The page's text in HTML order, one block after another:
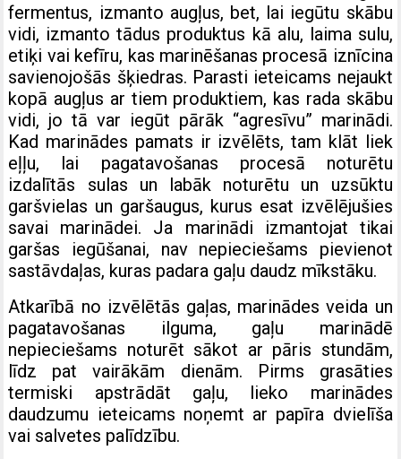
fermentus, izmanto augļus, bet, lai iegūtu skābu
vidi, izmanto tādus produktus kā alu, laima sulu,
etiķi vai kefīru, kas marinēšanas procesā iznīcina
savienojošās šķiedras. Parasti ieteicams nejaukt
kopā augļus ar tiem produktiem, kas rada skābu
vidi, jo tā var iegūt pārāk “agresīvu” marinādi.
Kad marinādes pamats ir izvēlēts, tam klāt liek
eļļu, lai pagatavošanas procesā noturētu
izdalītās sulas un labāk noturētu un uzsūktu
garšvielas un garšaugus, kurus esat izvēlējušies
savai marinādei. Ja marinādi izmantojat tikai
garšas iegūšanai, nav nepieciešams pievienot
sastāvdaļas, kuras padara gaļu daudz mīkstāku.
Atkarībā no izvēlētās gaļas, marinādes veida un
pagatavošanas ilguma, gaļu marinādē
nepieciešams noturēt sākot ar pāris stundām,
līdz pat vairākām dienām. Pirms grasāties
termiski apstrādāt gaļu, lieko marinādes
daudzumu ieteicams noņemt ar papīra dvielīša
vai salvetes palīdzību.